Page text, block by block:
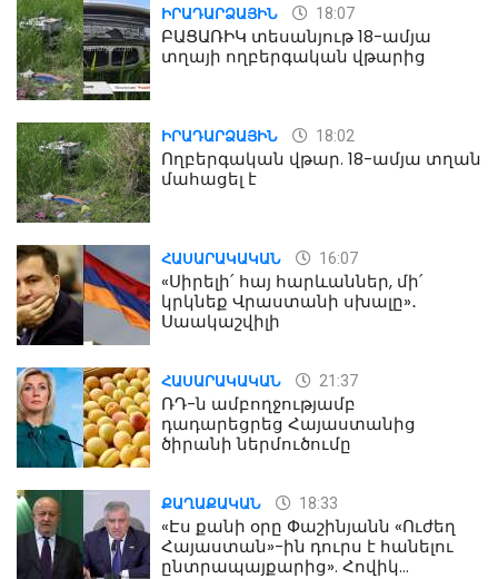
ԻՐԱԴԱՐՁԱՅԻՆ 18:07
ԲԱՑԱՌԻԿ տեսանյութ 18-ամյա
տղայի ողբերգական վթարից
ԻՐԱԴԱՐՁԱՅԻՆ 18:02
Ողբերգական վթար. 18-ամյա տղան
մահացել է
ՀԱՍԱՐԱԿԱԿԱՆ 16:07
«Սիրելի՛ հայ հարևաններ, մի՛
կրկնեք Վրաստանի սխալը»․
Սաակաշվիլի
ՀԱՍԱՐԱԿԱԿԱՆ 21:37
ՌԴ-ն ամբողջությամբ
դադարեցրեց Հայաստանից
ծիրանի ներմուծումը
ՔԱՂԱՔԱԿԱՆ 18:33
«Էս քանի օրը Փաշինյանն «Ուժեղ
Հայաստան»-ին դուրս է հանելու
ընտրապայքարից». Հովիկ